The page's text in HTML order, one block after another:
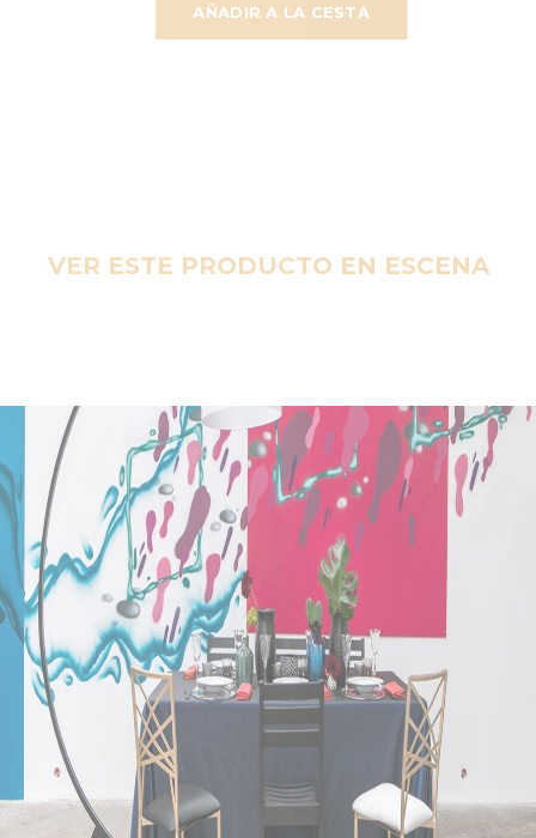
AÑADIR A LA CESTA
VER ESTE PRODUCTO EN ESCENA